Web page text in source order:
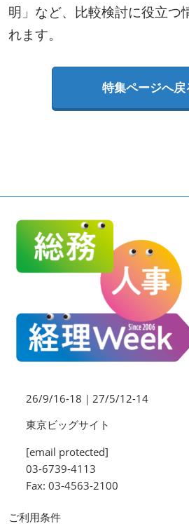
明」など、比較検討に役立つ
れます。
特集ページへ戻
26/9/16-18｜27/5/12-14
東京ビッグサイト
[email protected]
03-6739-4113
Fax: 03-4563-2100
ご利用条件